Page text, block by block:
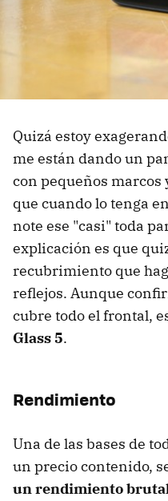
Quizá estoy
me están dando un
con pequeños
que cuando lo tenga
note ese "casi" toda
explicación es que
recubrimiento que
reflejos. Aunque
cubre todo el frontal,
Glass 5.
Rendimiento
Una de las bases de
un precio contenido,
un rendimiento